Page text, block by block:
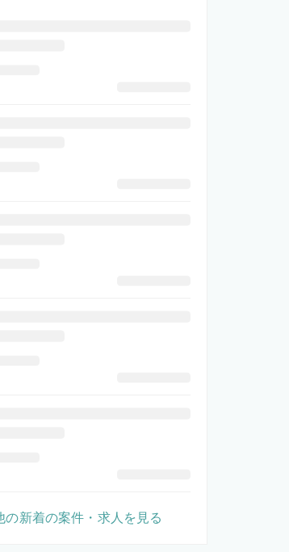
の新着の案件・求人を見る